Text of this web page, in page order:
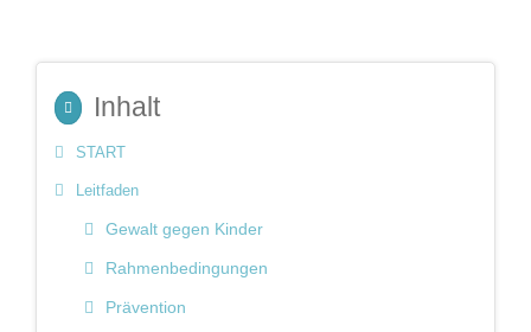
Inhalt
START
Leitfaden
Gewalt gegen Kinder
Rahmenbedingungen
Prävention